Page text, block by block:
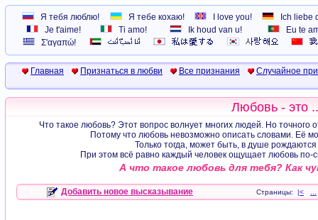
Я тебя люблю! Я тебе кохаю! I love you!
Ich liebe
Je t'aime!
Ti amo! Ik houd van u!
Eu te
Σ'αγαπώ!
Главная Признаться в любви Все признания Случайное
Любовь - это
Что такое любовь? Этот вопрос волнует многих людей. Но точного
Потому что любовь невозможно описать словами. Её
Только тогда, может быть, в душе
При этом всё равно каждый человек ощущает любовь по-
А что такое любовь для тебя? Как
Добавить новое высказывание Страницы: |<